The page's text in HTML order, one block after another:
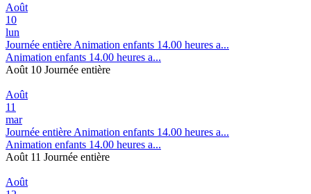
Août
10
lun
Journée entière Animation enfants 14.00 heures a...
Animation enfants 14.00 heures a...
Août 10 Journée entière
Août
11
mar
Journée entière Animation enfants 14.00 heures a...
Animation enfants 14.00 heures a...
Août 11 Journée entière
Août